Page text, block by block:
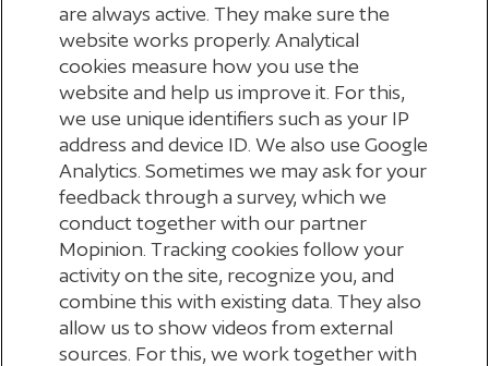
pensioen opbouwt bij het andere pensioenfonds of
een verzekeraar.
Wat als je jouw pensioenkapitaal nu nog niet kan
meenemen?
Dan hoef je niets te doen. Je kunt dit later alsnog
regelen, zodra het andere pensioenfonds is
overgestapt.
Waar vind je meer informatie?
Wil je meer weten over waardeoverdracht?
Bijvoorbeeld omdat je pensioen van een ander
are always active. They make sure the
website works properly. Analytical
cookies measure how you use the
website and help us improve it. For this,
we use unique identifiers such as your IP
address and device ID. We also use Google
Analytics. Sometimes we may ask for your
feedback through a survey, which we
conduct together with our partner
Mopinion. Tracking cookies follow your
activity on the site, recognize you, and
combine this with existing data. They also
allow us to show videos from external
sources. For this, we work together with